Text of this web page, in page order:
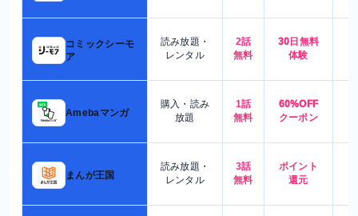
コミックシーモ
ア
読み放題・
レンタル
2話
無料
30日無料
体験
Amebaマンガ
購入・読み
放題
1話
無料
60%OFF
クーポン
まんが王国
読み放題・
レンタル
3話
無料
ポイント
還元